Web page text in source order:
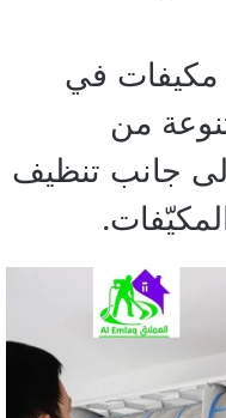
في
من
جانب تنظيف